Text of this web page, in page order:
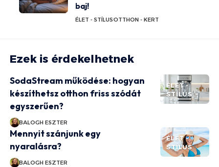
baj!
ÉLET - STÍLUSOTTHON - KERT
Ezek is érdekelhetnek
ÉLET -
STÍLUS
SodaStream működése: hogyan
készíthetsz otthon friss szódát
egyszerűen?
BALOGH ESZTER
ÉLET -
STÍLUS
Mennyit szánjunk egy
nyaralásra?
BALOGH ESZTER